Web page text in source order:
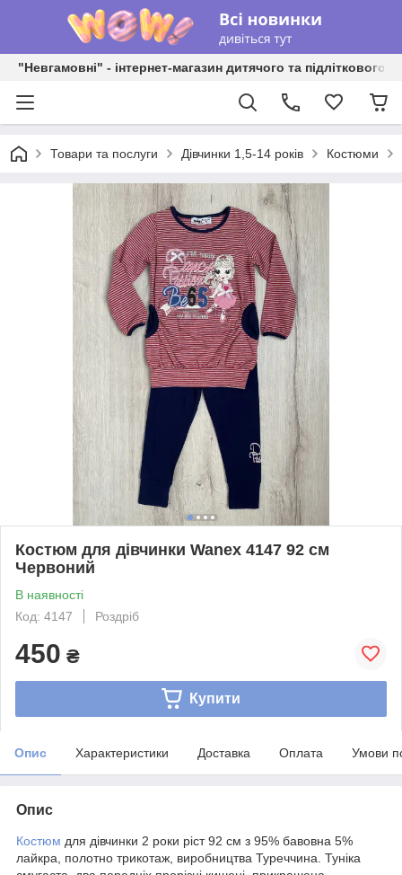
"Невгамовні" - інтернет-магазин дитячого та підліткового
Товари та послуги Дівчинки 1,5-14 років Костюми
Костюм для дівчинки Wanex 4147 92 см
Червоний
В наявності
Код: 4147
Роздріб
450 ₴
Купити
Опис Характеристики Доставка Оплата Умови
Опис
Костюм для дівчинки 2 роки ріст 92 см з 95% бавовна 5%
лайкра, полотно трикотаж, виробництва Туреччина. Туніка